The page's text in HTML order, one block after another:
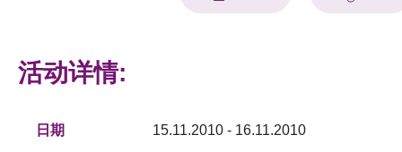
科技分享
活动详情:
日期 15.11.2010 - 16.11.2010